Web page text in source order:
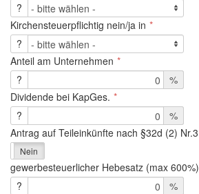
?
Kirchensteuerpflichtig nein/ja in
?
Anteil am Unternehmen
?
%
Dividende bei KapGes.
?
%
Antrag auf Teileinkünfte nach §32d (2) Nr.3
Nein
gewerbesteuerlicher Hebesatz (max 600%)
?
%